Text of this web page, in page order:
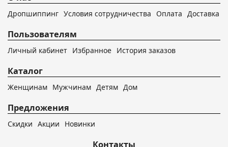
Дропшиппинг Условия сотрудничества Оплата Доставка
Пользователям
Личный кабинет Избранное История заказов
Каталог
Женщинам Мужчинам Детям Дом
Предложения
Скидки Акции Новинки
Контакты